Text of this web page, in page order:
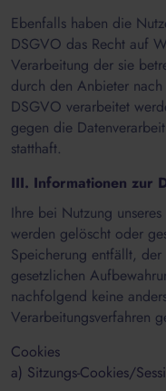
Ebenfalls haben die
DSGVO das Recht auf
Verarbeitung der sie
durch den Anbieter
DSGVO verarbeitet
gegen die
statthaft.
III. Informationen zur
Ihre bei Nutzung
werden gelöscht oder
Speicherung entfällt,
gesetzlichen
nachfolgend keine
Verarbeitungsverfahren
Cookies
a) Sitzungs-Cookies/